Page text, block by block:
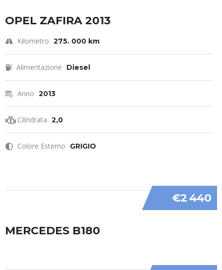
OPEL ZAFIRA 2013
Kilometro 275. 000 km
Alimentazione Diesel
Anno 2013
Cilindrata 2,0
Colore Esterno GRIGIO
€2 440
MERCEDES B180